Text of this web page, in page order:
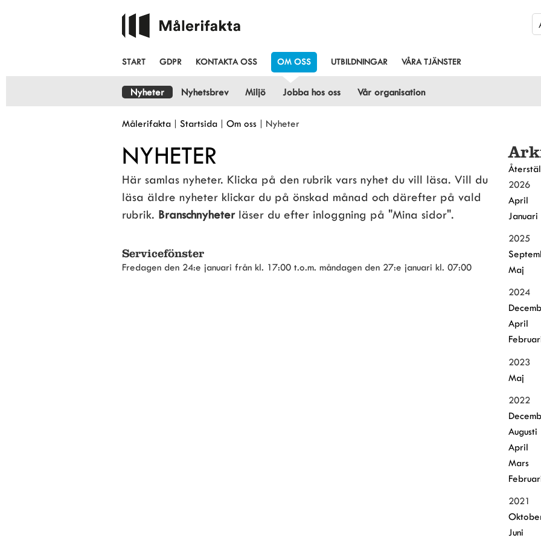
START GDPR KONTAKTA OSS OM OSS UTBILDNINGAR VÅRA TJÄNSTER
Nyheter Nyhetsbrev Miljö Jobba hos oss Vår organisation
Målerifakta | Startsida | Om oss | Nyheter
NYHETER
Här samlas nyheter. Klicka på den rubrik vars nyhet du vill läsa. Vill du
läsa äldre nyheter klickar du på önskad månad och därefter på vald
rubrik. Branschnyheter läser du efter inloggning på "Mina sidor".
Servicefönster
Fredagen den 24:e januari från kl. 17:00 t.o.m. måndagen den 27:e januari kl. 07:00
2026
April
Januari
2025
Maj
2024
April
2023
Maj
2022
Augusti
April
Mars
2021
Juni